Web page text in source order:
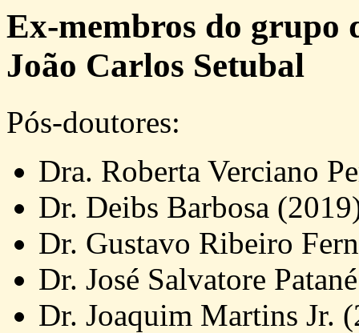
Ex-membros do grupo
João Carlos Setubal
Pós-doutores:
Dra. Roberta Verciano
Dr. Deibs Barbosa
Dr. Gustavo Ribeiro
Dr. José Salvatore
Dr. Joaquim Martins Jr.